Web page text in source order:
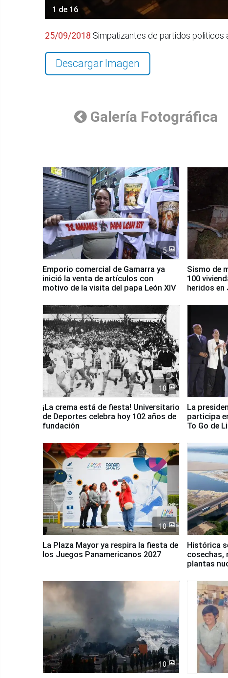
1 de 16
25/09/2018 Simpatizantes de partidos politicos
Descargar Imagen
Galería Fotográfica
5
Emporio comercial de Gamarra ya
inició la venta de artículos con
motivo de la visita del papa León XIV
Sismo de
100
heridos en
10
¡La crema está de fiesta! Universitario
de Deportes celebra hoy 102 años de
fundación
La
participa
To Go de
10
La Plaza Mayor ya respira la fiesta de
los Juegos Panamericanos 2027
Histórica
cosechas,
plantas
10